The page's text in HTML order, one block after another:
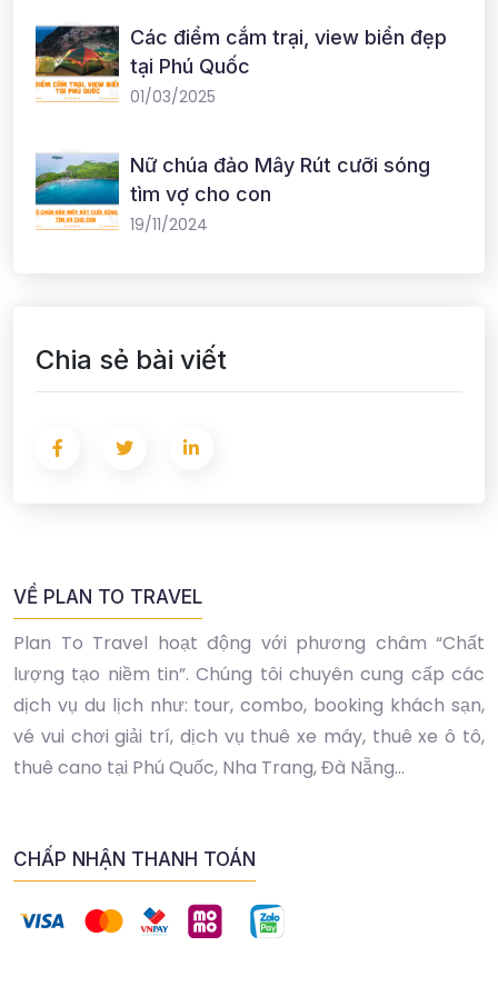
Các điểm cắm trại, view biển đẹp
tại Phú Quốc
01/03/2025
Nữ chúa đảo Mây Rút cưỡi sóng
tìm vợ cho con
19/11/2024
Chia sẻ bài viết
VỀ PLAN TO TRAVEL
Plan To Travel hoạt động với phương châm “Chất
lượng tạo niềm tin”. Chúng tôi chuyên cung cấp các
dịch vụ du lịch như: tour, combo, booking khách sạn,
vé vui chơi giải trí, dịch vụ thuê xe máy, thuê xe ô tô,
thuê cano tại Phú Quốc, Nha Trang, Đà Nẵng...
CHẤP NHẬN THANH TOÁN